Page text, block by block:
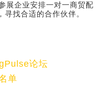
展企业安排一对一商贸配
找合适的合作伙伴。
论坛
单